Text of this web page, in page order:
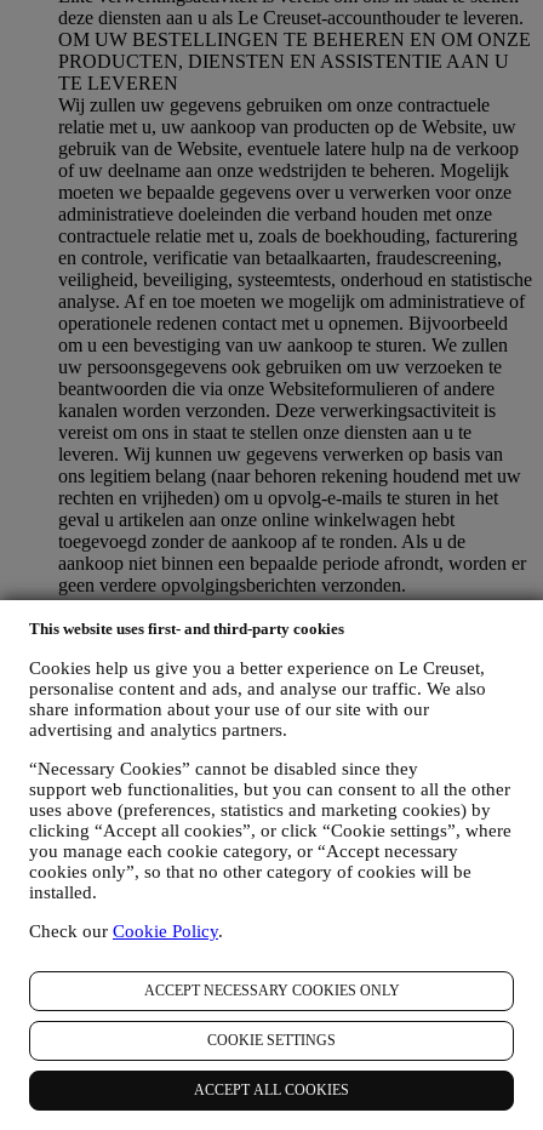
This website uses first- and third-party cookies
Cookies help us give you a better experience on Le Creuset,
personalise content and ads, and analyse our traffic. We also
share information about your use of our site with our
advertising and analytics partners.
“Necessary Cookies” cannot be disabled since they
support web functionalities, but you can consent to all the other
uses above (preferences, statistics and marketing cookies) by
clicking “Accept all cookies”, or click “Cookie settings”, where
you manage each cookie category, or “Accept necessary
cookies only”, so that no other category of cookies will be
installed.
Check our Cookie Policy.
ACCEPT NECESSARY COOKIES ONLY
COOKIE SETTINGS
ACCEPT ALL COOKIES
deze diensten aan u als Le Creuset-accounthouder te leveren.
OM UW BESTELLINGEN TE BEHEREN EN OM ONZE
PRODUCTEN, DIENSTEN EN ASSISTENTIE AAN U
TE LEVEREN
Wij zullen uw gegevens gebruiken om onze contractuele
relatie met u, uw aankoop van producten op de Website, uw
gebruik van de Website, eventuele latere hulp na de verkoop
of uw deelname aan onze wedstrijden te beheren. Mogelijk
moeten we bepaalde gegevens over u verwerken voor onze
administratieve doeleinden die verband houden met onze
contractuele relatie met u, zoals de boekhouding, facturering
en controle, verificatie van betaalkaarten, fraudescreening,
veiligheid, beveiliging, systeemtests, onderhoud en statistische
analyse. Af en toe moeten we mogelijk om administratieve of
operationele redenen contact met u opnemen. Bijvoorbeeld
om u een bevestiging van uw aankoop te sturen. We zullen
uw persoonsgegevens ook gebruiken om uw verzoeken te
beantwoorden die via onze Websiteformulieren of andere
kanalen worden verzonden. Deze verwerkingsactiviteit is
vereist om ons in staat te stellen onze diensten aan u te
leveren. Wij kunnen uw gegevens verwerken op basis van
ons legitiem belang (naar behoren rekening houdend met uw
rechten en vrijheden) om u opvolg-e-mails te sturen in het
geval u artikelen aan onze online winkelwagen hebt
toegevoegd zonder de aankoop af te ronden. Als u de
aankoop niet binnen een bepaalde periode afrondt, worden er
geen verdere opvolgingsberichten verzonden.
OM U TE INFORMEREN OVER NIEUWS OF
AANBIEDINGEN VAN LE CREUSET-PRODUCTEN
door u aan te melden voor onze nieuwsbrief wanneer u een
account aanmaakt op de Website), dan zullen wij u
gepersonaliseerde marketingcommunicatie en nieuws sturen
over initiatieven met betrekking tot Le Creuset die worden
gepromoot door de dochterondernemingen van de groep, en
lokale filialen en partners, die ook afhangen van uw
voorkeuren. Wij zullen contact met u opnemen via e-mail, sms
of sociale media, maar ook via geautomatiseerde middelen.
Dergelijke communicatie zal betrekking hebben op Le
Creuset-producten of op nieuwe winkelopeningen, exclusieve
evenementen, wedstrijden, enquêtes, demonstraties die
aanbiedingen die u misschien leuk vindt. Deze communicatie
op basis van de gegevens die we over u hebben, zoals uw
locatie of uw aankoopgeschiedenis of uw voorkeuren voor
onze producten. Wij zullen uw gegevens gebruiken om uw
interesses beter te begrijpen. Dit stelt ons in staat om onze
communicatie te personaliseren om deze relevanter en
interessanter te maken. Er zullen geen andere gevolgen zijn.
Wij verzamelen ook statistieken over het openen van e-mail